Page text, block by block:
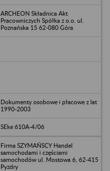
ARCHEON Składnica Akt
Pracowniczych Spółka z o.o. ul.
Poznańska 15 62-080 Góra
Dokumenty osobowe i płacowe z lat
1990-2003
SEke 610A-4/06
Firma SZYMAŃSCY Handel
samochodami i częściami
samochodów ul. Mostowa 6, 62-415
Pyzdry